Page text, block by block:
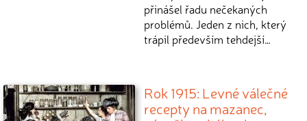
přinášel řadu nečekaných
problémů. Jeden z nich, který
trápil především tehdejší…
Rok 1915: Levné válečné
recepty na mazanec,